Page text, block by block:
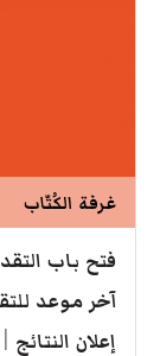
غرفة الكُتّاب
فتح باب
آخر موعد
إعلان النتائج